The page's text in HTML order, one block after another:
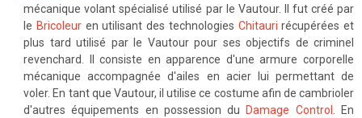
mécanique volant spécialisé utilisé par le Vautour. Il fut créé par
le Bricoleuren utilisant des technologies Chitauri récupérées et
plus tard utilisé par le Vautour pour ses objectifs de criminel
revenchard. Il consiste en apparence d'une armure corporelle
mécanique accompagnée d'ailes en acier lui permettant de
voler. En tant que Vautour, il utilise ce costume afin de cambrioler
d'autres équipements en possession du Damage Control . En